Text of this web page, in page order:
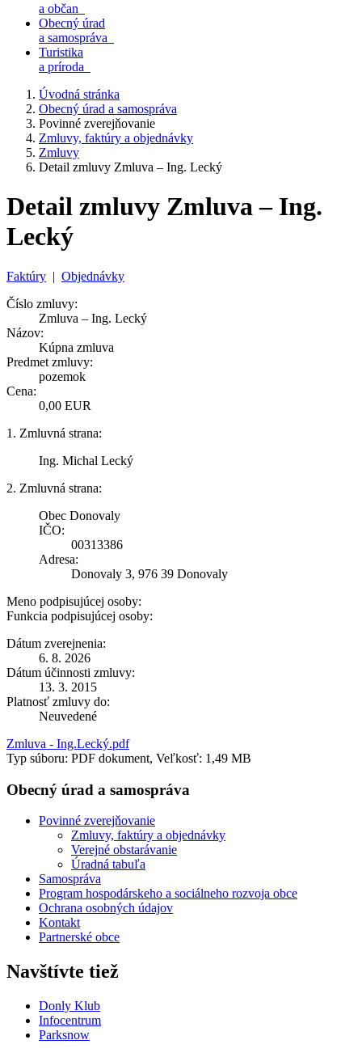
a občan
Obecný úrad
a samospráva
Turistika
a príroda
Úvodná stránka
Obecný úrad a samospráva
Povinné zverejňovanie
Zmluvy, faktúry a objednávky
Zmluvy
Detail zmluvy Zmluva – Ing. Lecký
Detail zmluvy Zmluva – Ing.
Lecký
Faktúry | Objednávky
Číslo zmluvy:
Zmluva – Ing. Lecký
Názov:
Kúpna zmluva
Predmet zmluvy:
pozemok
Cena:
0,00 EUR
1. Zmluvná strana:
Ing. Michal Lecký
2. Zmluvná strana:
Obec Donovaly
IČO:
00313386
Adresa:
Donovaly 3, 976 39 Donovaly
Meno podpisujúcej osoby:
Funkcia podpisujúcej osoby:
Dátum zverejnenia:
6. 8. 2026
Dátum účinnosti zmluvy:
13. 3. 2015
Platnosť zmluvy do:
Neuvedené
Zmluva - Ing.Lecký.pdf
Typ súboru: PDF dokument, Veľkosť: 1,49 MB
Obecný úrad a samospráva
Povinné zverejňovanie
Zmluvy, faktúry a objednávky
Verejné obstarávanie
Úradná tabuľa
Samospráva
Program hospodárskeho a sociálneho rozvoja obce
Ochrana osobných údajov
Kontakt
Partnerské obce
Navštívte tiež
Donly Klub
Infocentrum
Parksnow